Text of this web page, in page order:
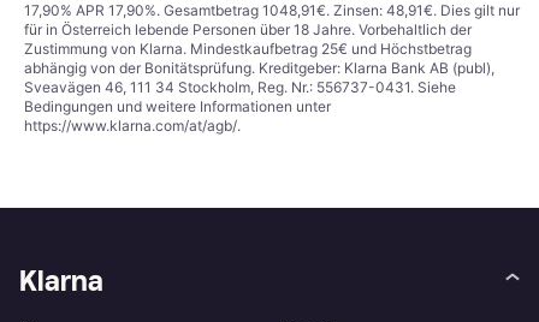
17,90% APR 17,90%. Gesamtbetrag 1048,91€. Zinsen: 48,91€. Dies gilt nur
für in Österreich lebende Personen über 18 Jahre. Vorbehaltlich der
Zustimmung von Klarna. Mindestkaufbetrag 25€ und Höchstbetrag
abhängig von der Bonitätsprüfung. Kreditgeber: Klarna Bank AB (publ),
Sveavägen 46, 111 34 Stockholm, Reg. Nr.: 556737-0431. Siehe
Bedingungen und weitere Informationen unter
https://www.klarna.com/at/agb/.
Klarna